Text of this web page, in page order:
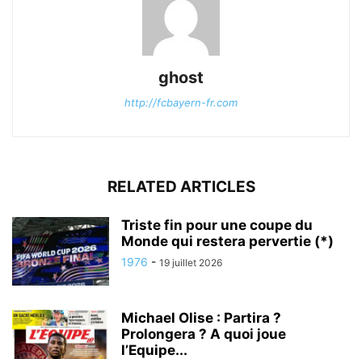
ghost
http://fcbayern-fr.com
RELATED ARTICLES
Triste fin pour une coupe du
Monde qui restera pervertie (*)
1976 - 19 juillet 2026
Michael Olise : Partira ?
Prolongera ? A quoi joue
l’Equipe...